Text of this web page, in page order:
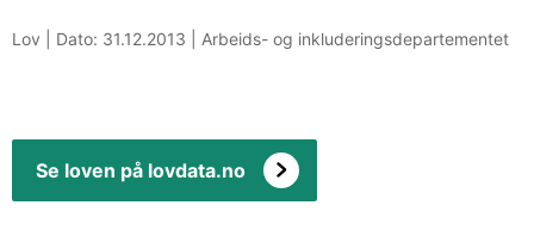
Lov | Dato: 31.12.2013 Arbeids- og inkluderingsdepartementet
Se loven på lovdata.no